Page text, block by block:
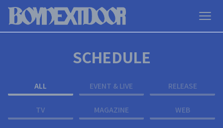
SCHEDULE
ALL EVENT & LIVE RELEASE
TV MAGAZINE WEB